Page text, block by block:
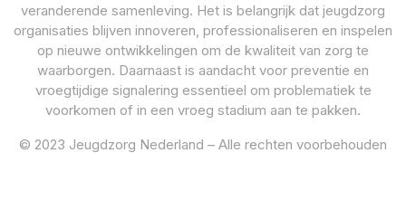
veranderende samenleving. Het is belangrijk dat jeugdzorg
organisaties blijven innoveren, professionaliseren en inspelen
op nieuwe ontwikkelingen om de kwaliteit van zorg te
waarborgen. Daarnaast is aandacht voor preventie en
vroegtijdige signalering essentieel om problematiek te
voorkomen of in een vroeg stadium aan te pakken.
© 2023 Jeugdzorg Nederland – Alle rechten voorbehouden